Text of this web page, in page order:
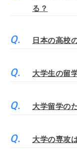
る？
日本の高校
大学生の留
大学留学の
大学の専攻